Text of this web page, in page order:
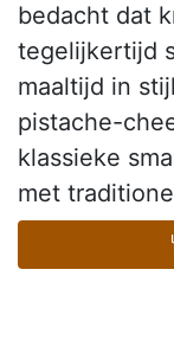
bedacht dat
tegelijkertijd
maaltijd in
pistache-
klassieke
met